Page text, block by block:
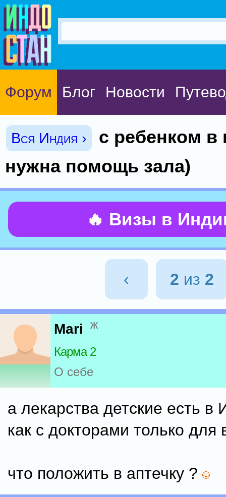
Форум Блог Новости
Вся Индия ›
с ребенком
нужна помощь зала)
🔥 Визы в
‹ 2 из 2
Mari ж
Карма 2
О себе
а лекарства детские есть в
как с докторами только для
что положить в аптечку ?